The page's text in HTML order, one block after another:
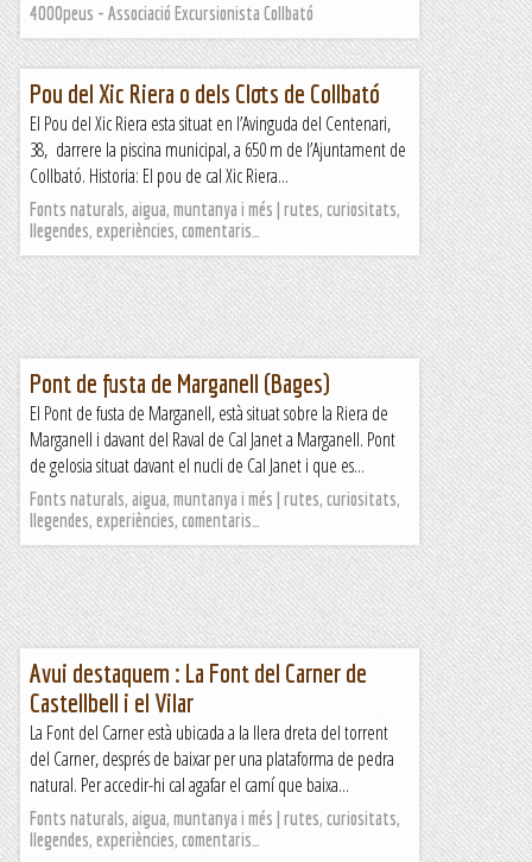
4000peus - Associació Excursionista Collbató
Pou del Xic Riera o dels Clots de Collbató
El Pou del Xic Riera esta situat en l’Avinguda del Centenari,
38, darrere la piscina municipal, a 650 m de l’Ajuntament de
Collbató. Historia: El pou de cal Xic Riera...
Fonts naturals, aigua, muntanya i més | rutes, curiositats,
llegendes, experiències, comentaris…
Pont de fusta de Marganell (Bages)
El Pont de fusta de Marganell, està situat sobre la Riera de
Marganell i davant del Raval de Cal Janet a Marganell. Pont
de gelosia situat davant el nucli de Cal Janet i que es...
Fonts naturals, aigua, muntanya i més | rutes, curiositats,
llegendes, experiències, comentaris…
Avui destaquem : La Font del Carner de
Castellbell i el Vilar
La Font del Carner està ubicada a la llera dreta del torrent
del Carner, després de baixar per una plataforma de pedra
natural. Per accedir-hi cal agafar el camí que baixa...
Fonts naturals, aigua, muntanya i més | rutes, curiositats,
llegendes, experiències, comentaris…